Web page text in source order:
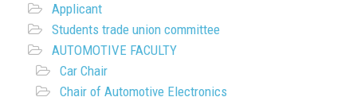
Applicant
Students trade union committee
AUTOMOTIVE FACULTY
Car Chair
Chair of Automotive Electronics